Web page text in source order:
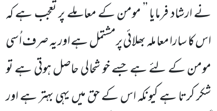
نے ارشاد فرمایا’’ مومن کے معاملے پر تعجب ہے کہ
اس کا سارا معا ملہ بھلائی پرمشتمل ہے اور یہ صرف اُسی
مومن کے لئے ہے جسے خو شحالیحاصل ہوتی ہے تو
شکر کرتا ہے کیونکہ اس کے حق میں یہی بہتر ہے اور